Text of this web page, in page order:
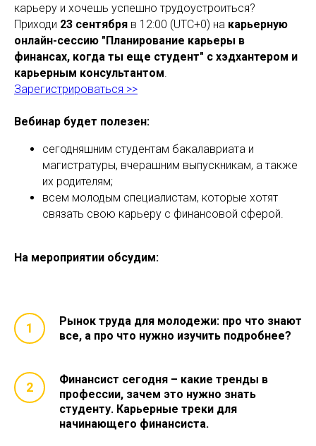
карьеру и хочешь успешно трудоустроиться?
Приходи 23 сентября в 12:00 (UTC+0) на карьерную
онлайн-сессию "Планирование карьеры в
финансах, когда ты еще студент" с хэдхантером и
карьерным консультантом
Зарегистрироваться >>
Вебинар будет полезен:
сегодняшним студентам бакалавриата и
магистратуры, вчерашним выпускникам, а также
их родителям;
всем молодым специалистам, которые хотят
связать свою карьеру с финансовой сферой.
На мероприятии обсудим:
Рынок труда для молодежи: про что знают
все, а про что нужно изучить подробнее?
Финансист сегодня – какие тренды в
профессии, зачем это нужно знать
студенту. Карьерные треки для
начинающего финансиста.